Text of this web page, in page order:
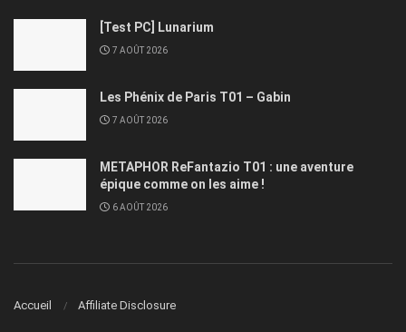
[Test PC] Lunarium
7 AOÛT 2026
Les Phénix de Paris T01 – Gabin
7 AOÛT 2026
METAPHOR ReFantazio T01 : une aventure
épique comme on les aime !
6 AOÛT 2026
Accueil Affiliate Disclosure